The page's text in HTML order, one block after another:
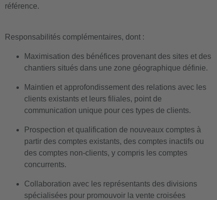
référence.
Responsabilités complémentaires, dont :
Maximisation des bénéfices provenant des sites et des
chantiers situés dans une zone géographique définie.
Maintien et approfondissement des relations avec les
clients existants et leurs filiales, point de
communication unique pour ces types de clients.
Prospection et qualification de nouveaux comptes à
partir des comptes existants, des comptes inactifs ou
des comptes non-clients, y compris les comptes
concurrents.
Collaboration avec les représentants des divisions
spécialisées pour promouvoir la vente croisées